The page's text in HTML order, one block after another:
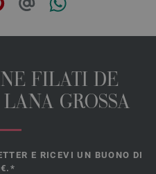
FILATI DE
GROSSA
E RICEVI UN BUONO DI